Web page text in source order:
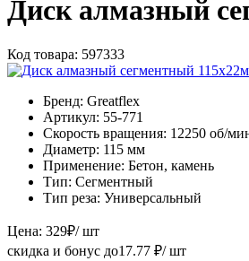
Диск алмазный
Код товара: 597333
Бренд: Greatflex
Артикул: 55-771
Скорость вращения: 12250 об/
Диаметр: 115 мм
Применение: Бетон, камень
Тип: Сегментный
Тип реза: Универсальный
Цена: 329₽/ шт
скидка и бонус до17.77 ₽/ шт